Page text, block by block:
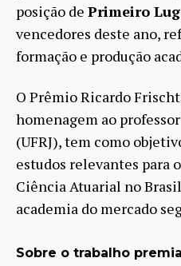
posição de Primeiro
vencedores deste ano,
formação e produção
O Prêmio Ricardo
homenagem ao
(UFRJ), tem como
estudos relevantes para
Ciência Atuarial no
academia do mercado
Sobre o trabalho